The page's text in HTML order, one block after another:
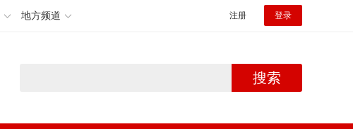
地方频道 注册 登录
搜索